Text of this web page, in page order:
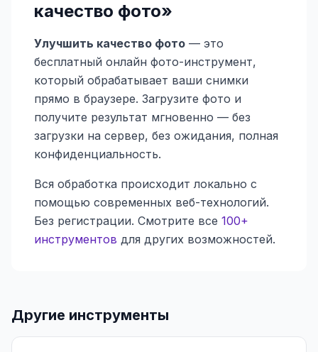
качество фото»
Улучшить качество фото — это
бесплатный онлайн фото-инструмент,
который обрабатывает ваши снимки
прямо в браузере. Загрузите фото и
получите результат мгновенно — без
загрузки на сервер, без ожидания, полная
конфиденциальность.
Вся обработка происходит локально с
помощью современных веб-технологий.
Без регистрации. Смотрите все 100+
инструментов для других возможностей.
Другие инструменты